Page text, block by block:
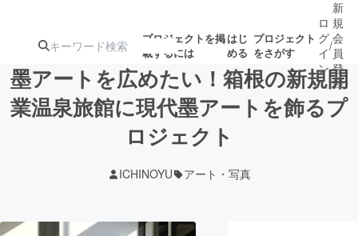
プロジェクトを掲
載するには
はじ
める
プロジェクト
をさがす
注目の新着プロ募集終了が近いプ
ロ
グ
イ
ン
/
新
規
会
員
登
録
墨アートを広めたい！箱根の新規開
業温泉旅館に現代墨アートを飾るプ
ロジェクト
ICHINOYU アート・写真